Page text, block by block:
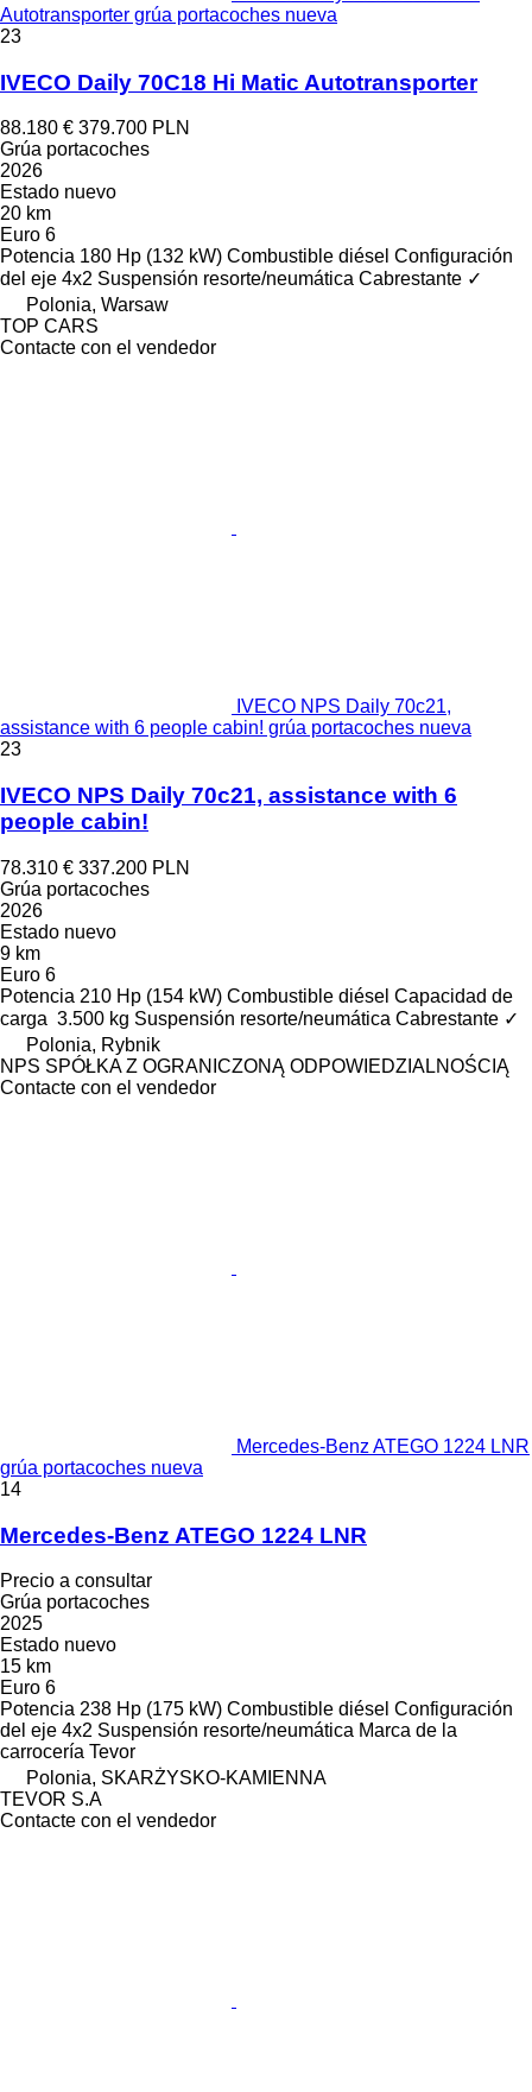
Autotransporter grúa portacoches nueva
23
IVECO Daily 70C18 Hi Matic Autotransporter
88.180 € 379.700 PLN
Grúa portacoches
2026
Estado nuevo
20 km
Euro 6
Potencia 180 Hp (132 kW) Combustible diésel Configuración
del eje 4x2 Suspensión resorte/neumática Cabrestante ✓
Polonia, Warsaw
TOP CARS
Contacte con el vendedor
IVECO NPS Daily 70c21,
assistance with 6 people cabin! grúa portacoches nueva
23
IVECO NPS Daily 70c21, assistance with 6
people cabin!
78.310 € 337.200 PLN
Grúa portacoches
2026
Estado nuevo
9 km
Euro 6
Potencia 210 Hp (154 kW) Combustible diésel Capacidad de
carga 3.500 kg Suspensión resorte/neumática Cabrestante ✓
Polonia, Rybnik
NPS SPÓŁKA Z OGRANICZONĄ ODPOWIEDZIALNOŚCIĄ
Contacte con el vendedor
Mercedes-Benz ATEGO 1224 LNR
grúa portacoches nueva
14
Mercedes-Benz ATEGO 1224 LNR
Precio a consultar
Grúa portacoches
2025
Estado nuevo
15 km
Euro 6
Potencia 238 Hp (175 kW) Combustible diésel Configuración
del eje 4x2 Suspensión resorte/neumática Marca de la
carrocería Tevor
Polonia, SKARŻYSKO-KAMIENNA
TEVOR S.A
Contacte con el vendedor